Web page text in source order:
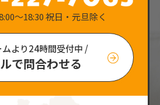
〜18:30 祝日・元旦除く
より24時間受付中 /
で問合わせる